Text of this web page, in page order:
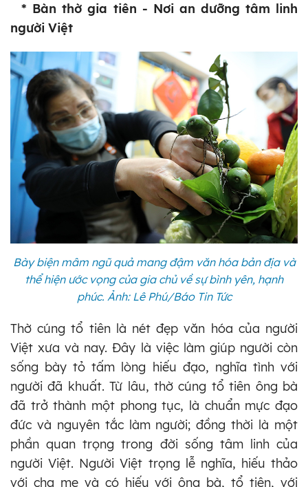
* Bàn thờ gia tiên - Nơi an dưỡng tâm linh
người Việt
Bày biện mâm ngũ quả mang đậm văn hóa bản địa và
thể hiện ước vọng của gia chủ về sự bình yên, hạnh
phúc. Ảnh: Lê Phú/Báo Tin Tức
Thờ cúng tổ tiên là nét đẹp văn hóa của người
Việt xưa và nay. Đây là việc làm giúp người còn
sống bày tỏ tấm lòng hiếu đạo, nghĩa tình với
người đã khuất. Từ lâu, thờ cúng tổ tiên ông bà
đã trở thành một phong tục, là chuẩn mực đạo
đức và nguyên tắc làm người; đồng thời là một
phần quan trọng trong đời sống tâm linh của
người Việt. Người Việt trọng lễ nghĩa, hiếu thảo
với cha mẹ và có hiếu với ông bà, tổ tiên, với